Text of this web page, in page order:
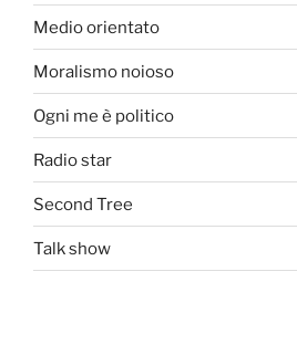
Medio orientato
Moralismo noioso
Ogni me è politico
Radio star
Second Tree
Talk show